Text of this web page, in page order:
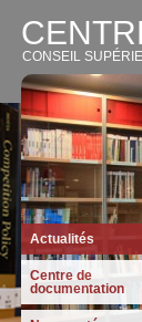
CONSEIL
Actualités
Centre de
documentation